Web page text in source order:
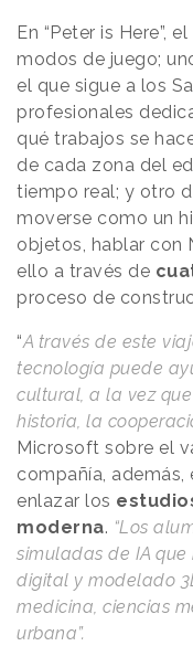
En “Peter is Here”,
modos de juego;
el que sigue a los
profesionales
qué trabajos se
de cada zona del
tiempo real; y otro
moverse como un
objetos, hablar con
ello a través de
proceso de
“A través de este
tecnología puede
cultural, a la vez
historia, la
Microsoft sobre el
compañía,
enlazar los
moderna. “Los
simuladas de IA
digital y modelado
medicina, ciencias
urbana”.